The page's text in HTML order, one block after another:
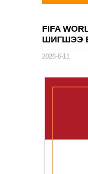
FIFA
ШИГШЭЭ
2026-6-11